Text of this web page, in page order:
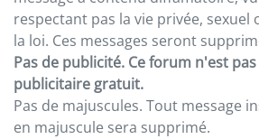
respectant pas la vie privée, sexuel
la loi. Ces messages seront
Pas de publicité. Ce forum n'est
publicitaire gratuit.
Pas de majuscules. Tout message
en majuscule sera supprimé.